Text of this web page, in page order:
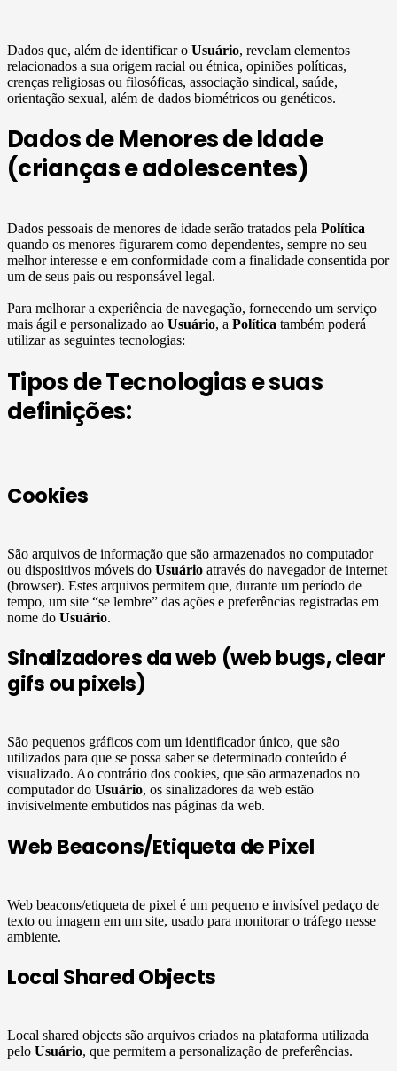
Dados que, além de identificar o Usuário, revelam elementos
relacionados a sua origem racial ou étnica, opiniões políticas,
crenças religiosas ou filosóficas, associação sindical, saúde,
orientação sexual, além de dados biométricos ou genéticos.
Dados de Menores de Idade
(crianças e adolescentes)
Dados pessoais de menores de idade serão tratados pela Política
quando os menores figurarem como dependentes, sempre no seu
melhor interesse e em conformidade com a finalidade consentida por
um de seus pais ou responsável legal.
Para melhorar a experiência de navegação, fornecendo um serviço
mais ágil e personalizado ao Usuário, a Política também poderá
utilizar as seguintes tecnologias:
Tipos de Tecnologias e suas
definições:
Cookies
São arquivos de informação que são armazenados no computador
ou dispositivos móveis do Usuário através do navegador de internet
(browser). Estes arquivos permitem que, durante um período de
tempo, um site “se lembre” das ações e preferências registradas em
nome do Usuário.
Sinalizadores da web (web bugs, clear
gifs ou pixels)
São pequenos gráficos com um identificador único, que são
utilizados para que se possa saber se determinado conteúdo é
visualizado. Ao contrário dos cookies, que são armazenados no
computador do Usuário, os sinalizadores da web estão
invisivelmente embutidos nas páginas da web.
Web Beacons/Etiqueta de Pixel
Web beacons/etiqueta de pixel é um pequeno e invisível pedaço de
texto ou imagem em um site, usado para monitorar o tráfego nesse
ambiente.
Local Shared Objects
Local shared objects são arquivos criados na plataforma utilizada
pelo Usuário, que permitem a personalização de preferências.